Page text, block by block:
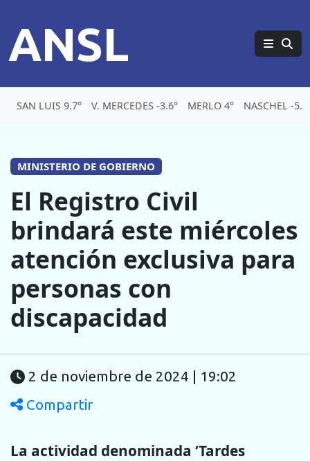
ANSL
SAN LUIS 9.7° V. MERCEDES -3.6° MERLO 4° NASCHEL -
MINISTERIO DE GOBIERNO
El Registro Civil
brindará este miércoles
atención exclusiva para
personas con
discapacidad
2 de noviembre de 2024 | 19:02
Compartir
La actividad denominada ‘Tardes